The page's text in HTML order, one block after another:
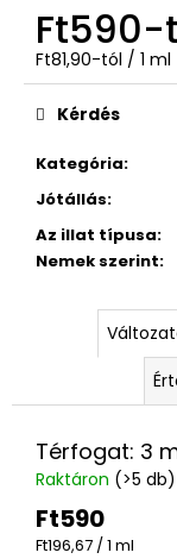
Ft590-
Egységár:
Ft81,90-tól / 1 ml
Kategória:
Jótállás:
Az illat típusa:
Nemek szerint:
Kérdés
Térfogat: 3
Raktáron (>5 db)
Ft590
Egységár:
Ft196,67 / 1 ml